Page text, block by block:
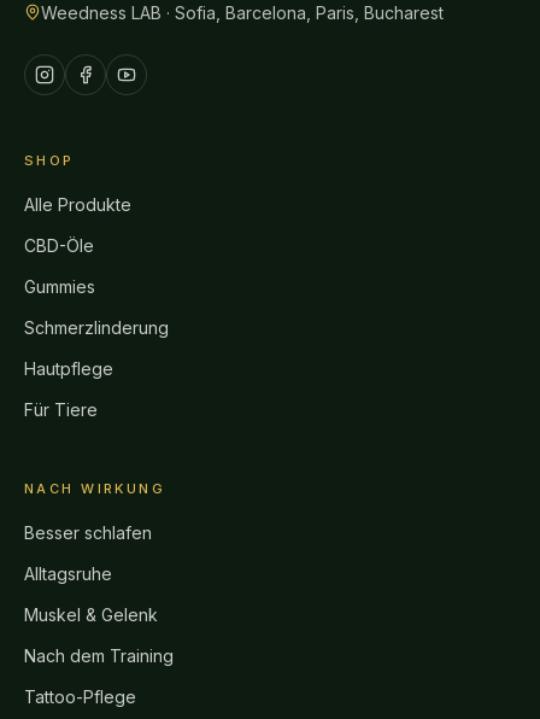
Weedness LAB · Sofia, Barcelona, Paris, Bucharest
SHOP
Alle Produkte
CBD-Öle
Gummies
Schmerzlinderung
Hautpflege
Für Tiere
NACH WIRKUNG
Besser schlafen
Alltagsruhe
Muskel & Gelenk
Nach dem Training
Tattoo-Pflege